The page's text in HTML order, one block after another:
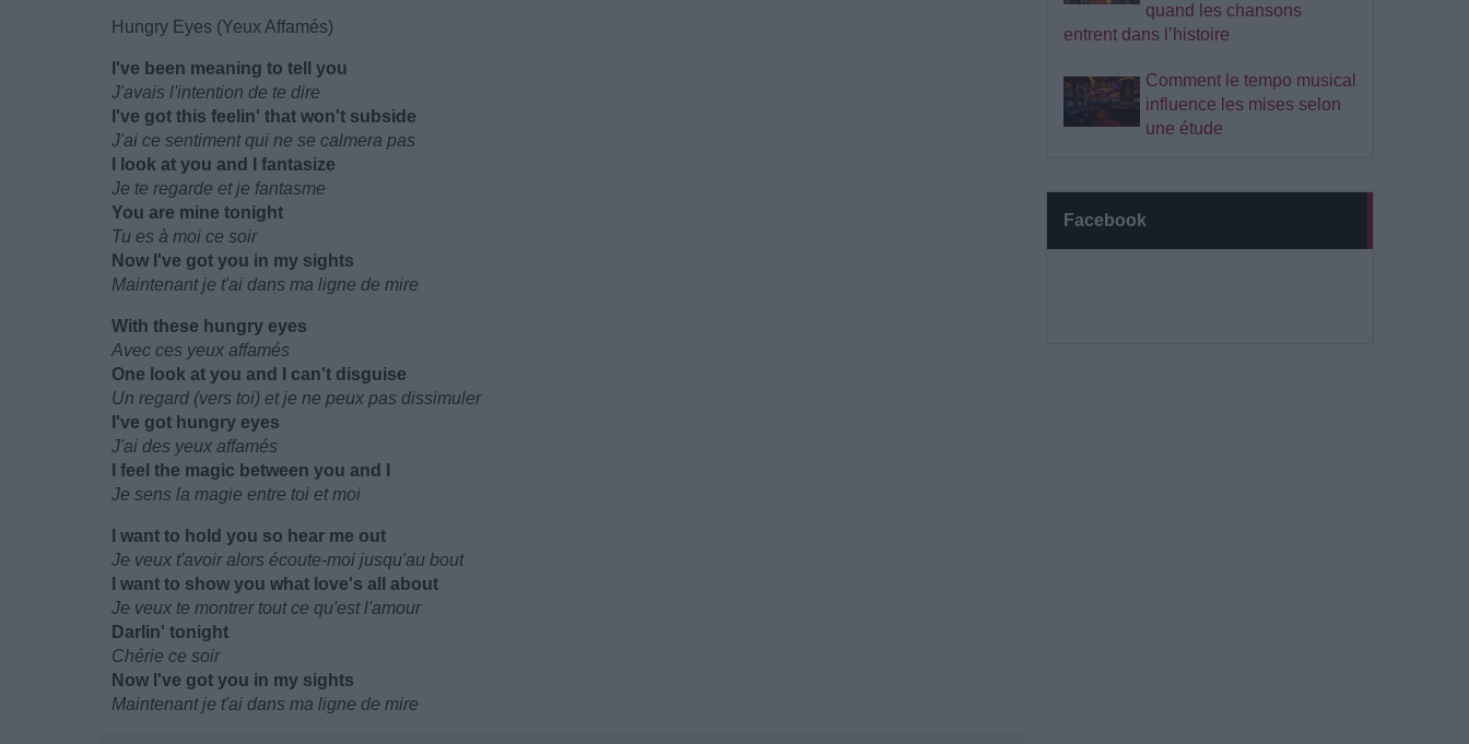
quand les chansons
entrent dans l’histoire
Comment le tempo musical
influence les mises selon
une étude
Facebook
Hungry Eyes (Yeux Affamés)
I've been meaning to tell you
J'avais l'intention de te dire
I've got this feelin' that won't subside
J'ai ce sentiment qui ne se calmera pas
I look at you and I fantasize
Je te regarde et je fantasme
You are mine tonight
Tu es à moi ce soir
Now I've got you in my sights
Maintenant je t'ai dans ma ligne de mire
With these hungry eyes
Avec ces yeux affamés
One look at you and I can't disguise
Un regard (vers toi) et je ne peux pas dissimuler
I've got hungry eyes
J'ai des yeux affamés
I feel the magic between you and I
Je sens la magie entre toi et moi
I want to hold you so hear me out
Je veux t'avoir alors écoute-moi jusqu'au bout
I want to show you what love's all about
Je veux te montrer tout ce qu'est l'amour
Darlin' tonight
Chérie ce soir
Now I've got you in my sights
Maintenant je t'ai dans ma ligne de mire